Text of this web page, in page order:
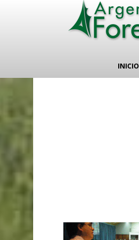
INICIO